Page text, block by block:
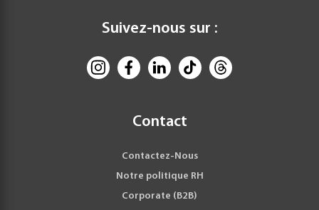
Suivez-nous sur :
Contact
Contactez-Nous
Notre politique RH
Corporate (B2B)